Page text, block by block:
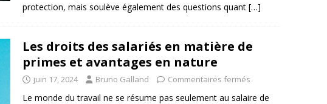
protection, mais soulève également des questions quant […]
Les droits des salariés en matière de
primes et avantages en nature
juin 17, 2024 Bruno Galland Commentaires fermés
Le monde du travail ne se résume pas seulement au salaire de